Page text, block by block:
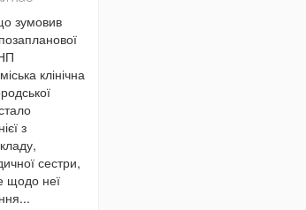
зумовив
клінічна
з
сестри,
щодо неї